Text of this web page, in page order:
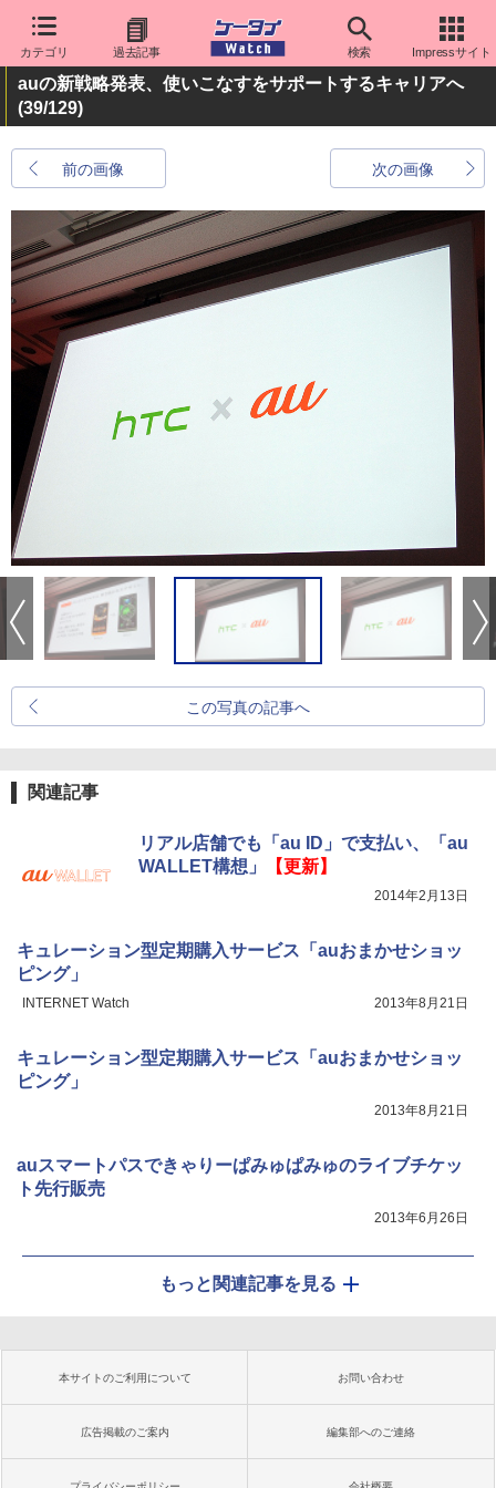
カテゴリ 過去記事 検索 Impressサイト
auの新戦略発表、使いこなすをサポートするキャリアへ
(39/129)
前の画像 次の画像
この写真の記事へ
関連記事
リアル店舗でも「au ID」で支払い、「au
WALLET構想」
【更新】
2014年2月13日
キュレーション型定期購入サービス「auおまかせショッ
ピング」
INTERNET Watch 2013年8月21日
キュレーション型定期購入サービス「auおまかせショッ
ピング」
2013年8月21日
auスマートパスできゃりーぱみゅぱみゅのライブチケッ
ト先行販売
2013年6月26日
もっと関連記事を見る
本サイトのご利用について お問い合わせ
広告掲載のご案内 編集部へのご連絡